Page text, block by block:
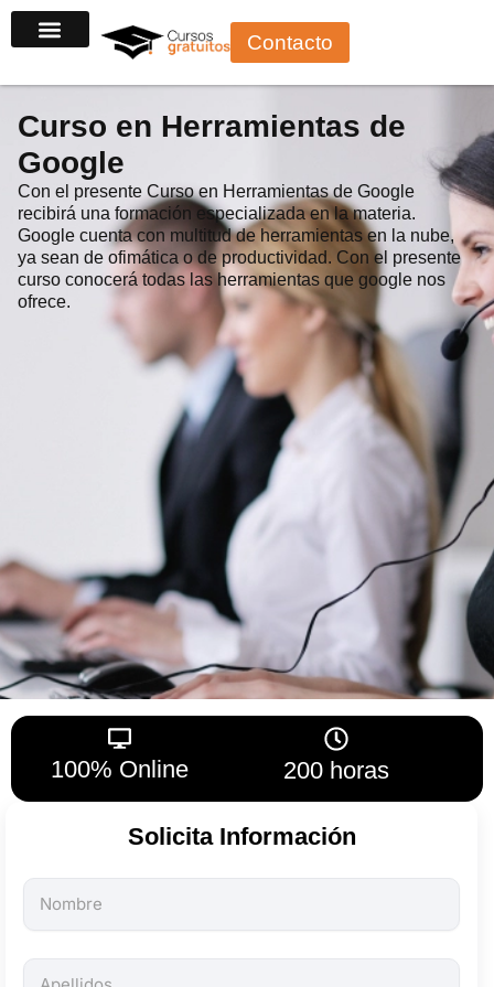
al
Contacto
Curso en Herramientas de
Google
Con el presente Curso en Herramientas de Google
recibirá una formación especializada en la materia.
Google cuenta con multitud de herramientas en la nube,
ya sean de ofimática o de productividad. Con el presente
curso conocerá todas las herramientas que google nos
ofrece.
100% Online 200 horas
Solicita Información
Todos
los
son